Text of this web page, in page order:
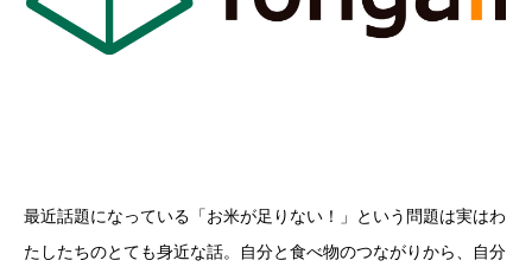
最近話題になっている「お米が足りない！」という問題は実はわ
たしたちのとても身近な話。自分と食べ物のつながりから、自分